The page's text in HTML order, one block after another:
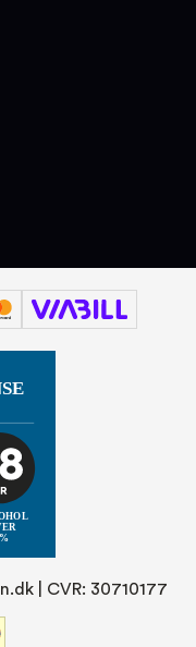
| CVR: 30710177